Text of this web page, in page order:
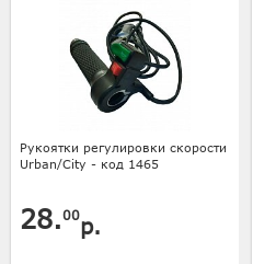
Рукоятки регулировки скорости
Urban/City - код 1465
28.00р.